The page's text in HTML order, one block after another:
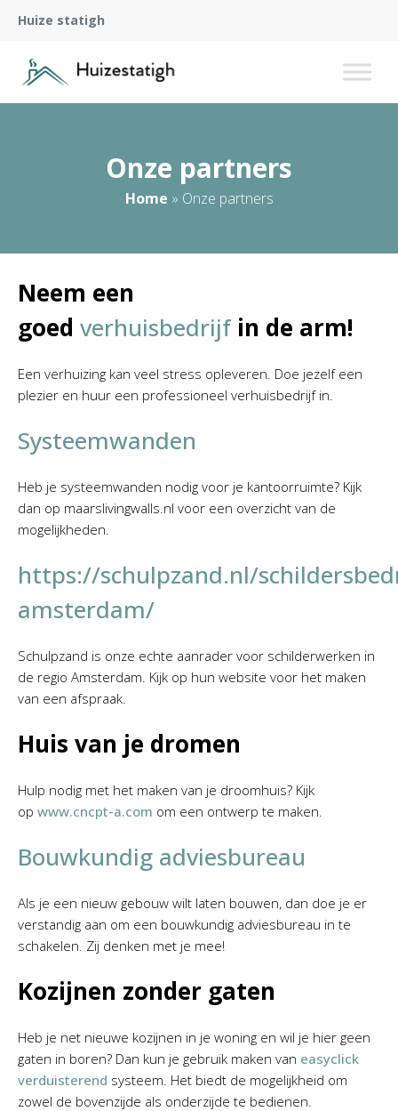
Huize statigh
Onze partners
Home » Onze partners
Neem een
goed verhuisbedrijfin de arm!
Een verhuizing kan veel stress opleveren. Doe jezelf een
plezier en huur een professioneel verhuisbedrijf in.
Systeemwanden
Heb je systeemwanden nodig voor je kantoorruimte? Kijk
dan op maarslivingwalls.nl voor een overzicht van de
mogelijkheden.
https://schulpzand.nl/
amsterdam/
Schulpzand is onze echte aanrader voor schilderwerken in
de regio Amsterdam. Kijk op hun website voor het maken
van een afspraak.
Huis van je dromen
Hulp nodig met het maken van je droomhuis? Kijk
op www.cncpt-a.com om een ontwerp te maken.
Bouwkundig adviesbureau
Als je een nieuw gebouw wilt laten bouwen, dan doe je er
verstandig aan om een bouwkundig adviesbureau in te
schakelen. Zij denken met je mee!
Kozijnen zonder gaten
Heb je net nieuwe kozijnen in je woning en wil je hier geen
gaten in boren? Dan kun je gebruik maken van easyclick
verduisterend systeem. Het biedt de mogelijkheid om
zowel de bovenzijde als onderzijde te bedienen.